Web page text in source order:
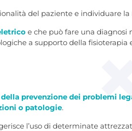
del paziente e individuare
e che può fare una diagnosi
a supporto della fisioterapia
prevenzione dei problemi
o patologie.
l’uso di determinate